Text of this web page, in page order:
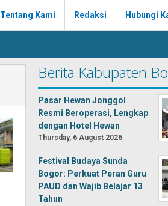
Tentang Kami Redaksi Hubungi
Berita Kabupaten
Pasar Hewan Jonggol
Resmi Beroperasi, Lengkap
dengan Hotel Hewan
Thursday, 6 August 2026
Festival Budaya Sunda
Bogor: Perkuat Peran Guru
PAUD dan Wajib Belajar 13
Tahun